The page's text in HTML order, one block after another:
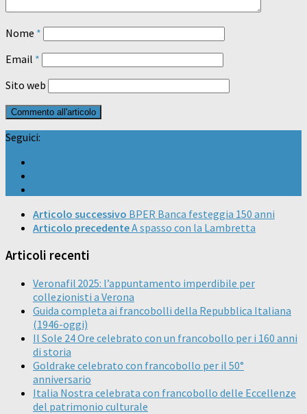
Nome *
Email *
Sito web
Seguici:
Articolo successivo BPER Banca festeggia 150 anni
Articolo precedenteA spasso con la Lambretta
Articoli recenti
Veronafil 2025: l’appuntamento imperdibile per
collezionisti a Verona
Guida completa ai francobolli della Repubblica Italiana
(1946-oggi)
Il Sole 24 Ore celebrato con un francobollo per i 160 anni
di storia
Goldrake celebrato con francobollo per il 50°
anniversario
Italia Nostra celebrata con francobollo delle Eccellenze
del patrimonio culturale